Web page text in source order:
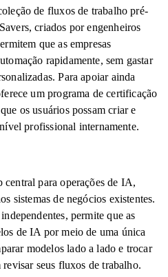
de fluxos de trabalho pré-
criados por engenheiros
que as empresas
rapidamente, sem gastar
Para apoiar ainda
um programa de certificação
os usuários possam criar e
profissional internamente.
para operações de IA,
sistemas de negócios existentes.
permite que as
de IA por meio de uma única
modelos lado a lado e trocar
seus fluxos de trabalho.